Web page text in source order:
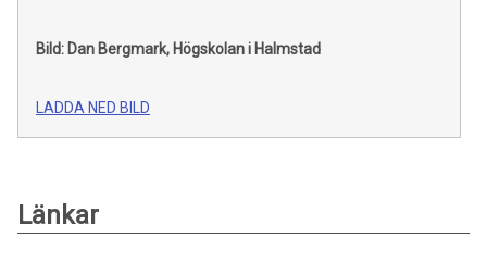
Bild: Dan Bergmark, Högskolan i Halmstad
LADDA NED BILD
Länkar